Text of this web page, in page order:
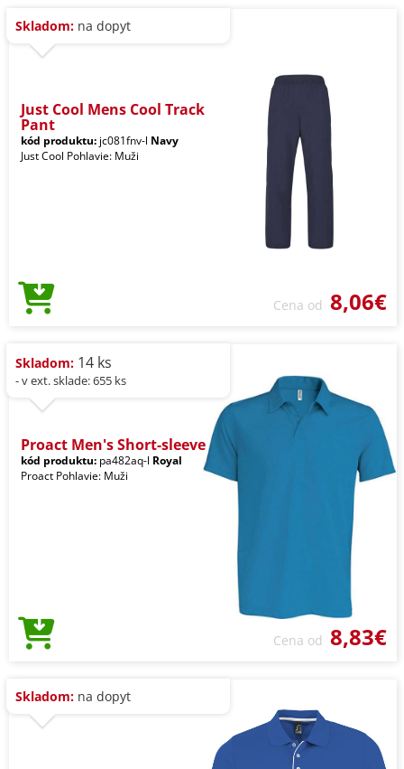
Skladom: na dopyt
Just Cool Mens Cool Track
Pant
kód produktu: jc081fnv-l Navy
Just Cool Pohlavie: Muži
Cena od 8,06€
Skladom: 14 ks
- v ext. sklade: 655 ks
Proact Men's Short-sleeve
kód produktu: pa482aq-l Royal
Proact Pohlavie: Muži
Cena od 8,83€
Skladom: na dopyt